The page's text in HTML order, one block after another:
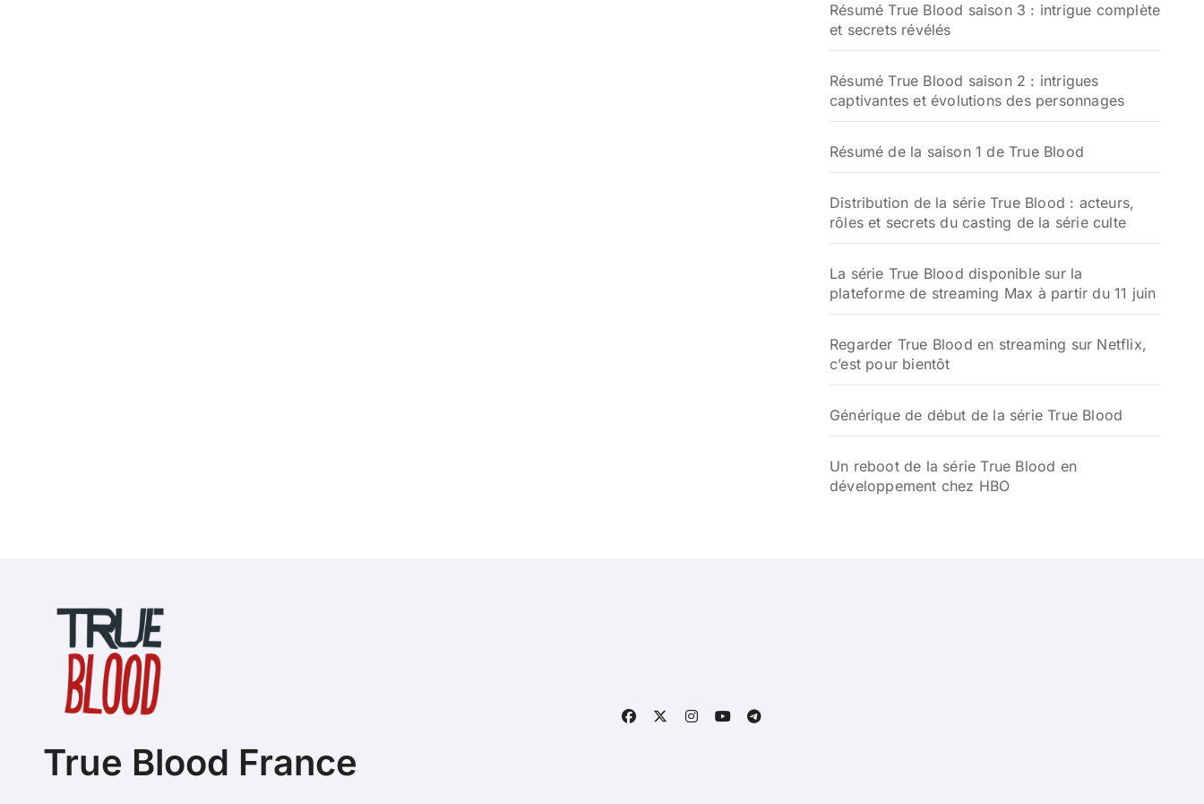
Résumé True Blood saison 3 : intrigue complète
et secrets révélés
Résumé True Blood saison 2 : intrigues
captivantes et évolutions des personnages
Résumé de la saison 1 de True Blood
Distribution de la série True Blood : acteurs,
rôles et secrets du casting de la série culte
La série True Blood disponible sur la
plateforme de streaming Max à partir du 11 juin
Regarder True Blood en streaming sur Netflix,
c’est pour bientôt
Générique de début de la série True Blood
Un reboot de la série True Blood en
développement chez HBO
True Blood France